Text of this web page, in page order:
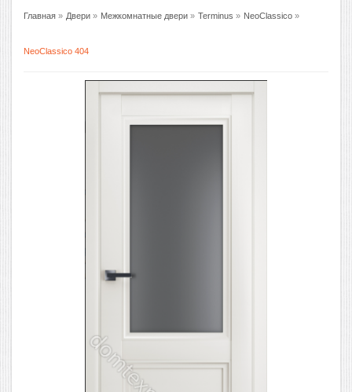
Главная » Двери » Межкомнатные двери » Terminus » NeoClassico »
NeoClassico 404